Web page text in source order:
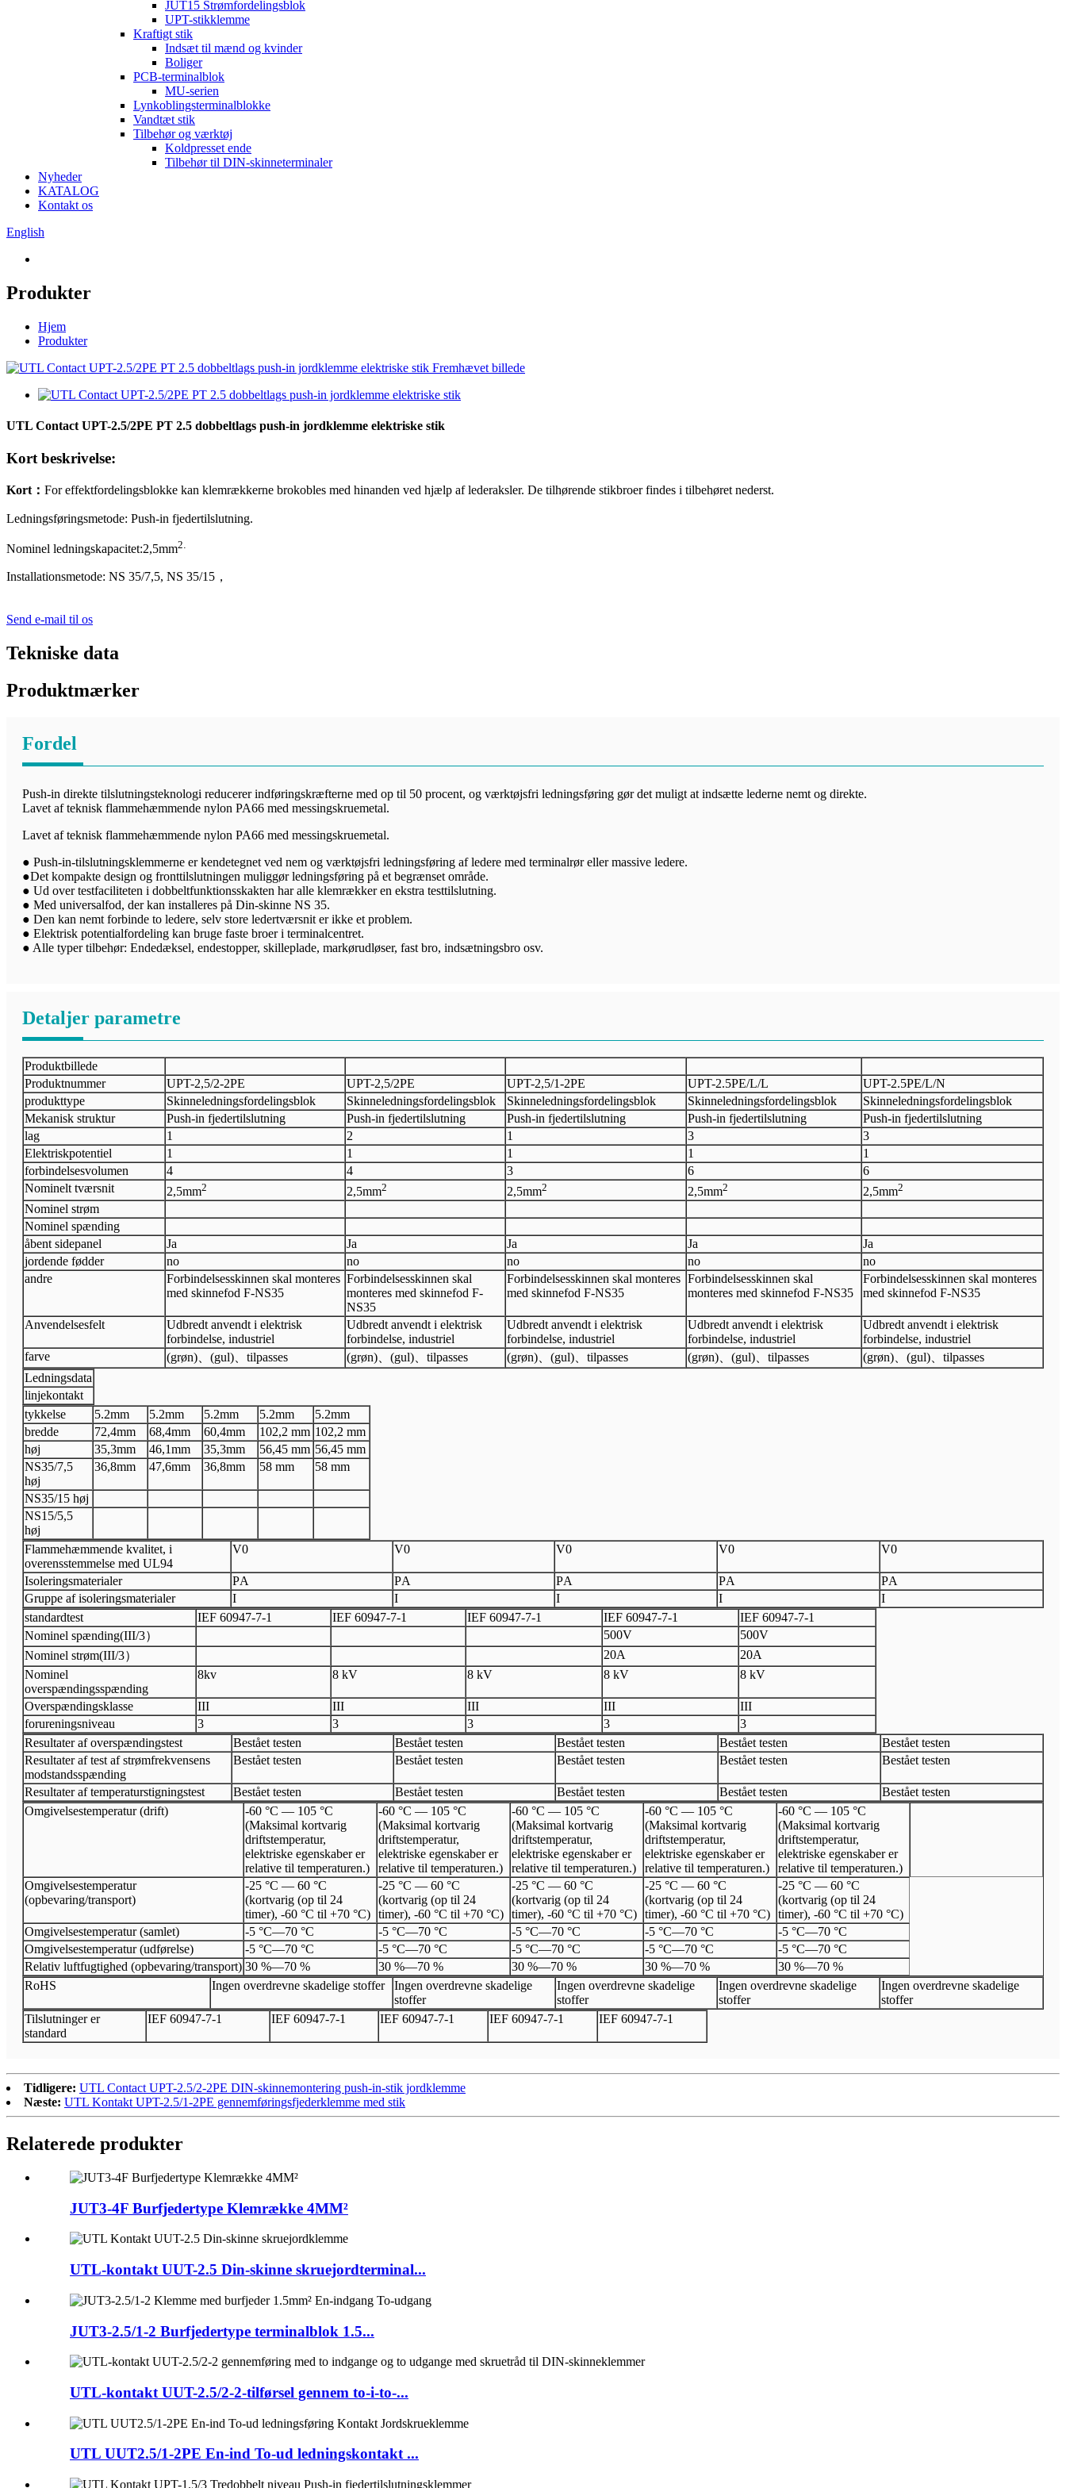
JUT15 Strømfordelingsblok
UPT-stikklemme
Kraftigt stik
Indsæt til mænd og kvinder
Boliger
PCB-terminalblok
MU-serien
Lynkoblingsterminalblokke
Vandtæt stik
Tilbehør og værktøj
Koldpresset ende
Tilbehør til DIN-skinneterminaler
Nyheder
KATALOG
Kontakt os
English
Produkter
Hjem
Produkter
UTL Contact UPT-2.5/2PE PT 2.5 dobbeltlags push-in jordklemme elektriske stik
Kort beskrivelse:
Kort ： For effektfordelingsblokke kan klemrækkerne brokobles med hinanden ved hjælp af lederaksler. De tilhørende stikbroer findes i tilbehøret nederst.
Ledningsføringsmetode: Push-in fjedertilslutning.
Nominel ledningskapacitet:2,5mm2.
Installationsmetode: NS 35/7,5, NS 35/15 ，
Send e-mail til os
Tekniske data
Produktmærker
Fordel
Push-in direkte tilslutningsteknologi reducerer indføringskræfterne med op til 50 procent, og værktøjsfri ledningsføring gør det muligt at indsætte lederne nemt og direkte.
Lavet af teknisk flammehæmmende nylon PA66 med messingskruemetal.
Lavet af teknisk flammehæmmende nylon PA66 med messingskruemetal.
● Push-in-tilslutningsklemmerne er kendetegnet ved nem og værktøjsfri ledningsføring af ledere med terminalrør eller massive ledere.
●Det kompakte design og fronttilslutningen muliggør ledningsføring på et begrænset område.
● Ud over testfaciliteten i dobbeltfunktionsskakten har alle klemrækker en ekstra testtilslutning.
● Med universalfod, der kan installeres på Din-skinne NS 35.
● Den kan nemt forbinde to ledere, selv store ledertværsnit er ikke et problem.
● Elektrisk potentialfordeling kan bruge faste broer i terminalcentret.
● Alle typer tilbehør: Endedæksel, endestopper, skilleplade, markørudløser, fast bro, indsætningsbro osv.
Detaljer parametre
Produktbillede
Produktnummer
UPT-2,5/2-2PE UPT-2,5/2PE UPT-2,5/1-2PE UPT-2.5PE/L/L
UPT-2.5PE/L/N
produkttype
Skinneledningsfordelingsblok Skinneledningsfordelingsblok Skinneledningsfordelingsblok Skinneledningsfordelingsblok
Skinneledningsfordelingsblok
Mekanisk struktur
Push-in fjedertilslutning Push-in fjedertilslutning Push-in fjedertilslutning Push-in fjedertilslutning
Push-in fjedertilslutning
lag
1 2 1 3
3
Elektriskpotentiel 1 1 1 1
1
forbindelsesvolumen
4 4 3 6
6
Nominelt tværsnit
2,5mm2 2,5mm2 2,5mm2 2,5mm2 2,5mm2
Nominel strøm
Nominel spænding
åbent sidepanel
Ja Ja Ja Ja
Ja
jordende fødder
no no no no
no
andre
Forbindelsesskinnen skal monteres
med skinnefod F-NS35
Forbindelsesskinnen skal
monteres med skinnefod F-
NS35
Forbindelsesskinnen skal monteres
med skinnefod F-NS35
Forbindelsesskinnen skal
monteres med skinnefod F-NS35
Forbindelsesskinnen skal monteres
med skinnefod F-NS35
Anvendelsesfelt
Udbredt anvendt i elektrisk
forbindelse, industriel
Udbredt anvendt i elektrisk
forbindelse, industriel
Udbredt anvendt i elektrisk
forbindelse, industriel
Udbredt anvendt i elektrisk
forbindelse, industriel
Udbredt anvendt i elektrisk
forbindelse, industriel
farve
(grøn) (gul) tilpasses (grøn) (gul) tilpasses (grøn) (gul) tilpasses (grøn) (gul) tilpasses (grøn) (gul)
tilpasses
Ledningsdata
linjekontakt
tykkelse
5.2mm 5.2mm 5.2mm 5.2mm 5.2mm
bredde
72,4mm 68,4mm 60,4mm 102,2 mm 102,2 mm
høj
35,3mm 46,1mm 35,3mm 56,45 mm 56,45 mm
NS35/7,5
høj
36,8mm 47,6mm 36,8mm 58 mm 58 mm
NS35/15 høj
NS15/5,5
høj
Flammehæmmende kvalitet, i
overensstemmelse med UL94
V0 V0 V0 V0 V0
Isoleringsmaterialer PA PA PA PA PA
Gruppe af isoleringsmaterialer
I I I I
I
standardtest
IEF 60947-7-1 IEF 60947-7-1 IEF 60947-7-1 IEF 60947-7-1 IEF 60947-7-1
Nominel spænding(III/3） 500V
500V
Nominel strøm(III/3） 20A
20A
Nominel
overspændingsspænding
8kv 8 kV 8 kV 8 kV 8 kV
Overspændingsklasse III III III III
III
forureningsniveau
3 3 3 3
3
Resultater af overspændingstest
Bestået testen Bestået testen Bestået testen Bestået testen
Bestået testen
Resultater af test af strømfrekvensens
modstandsspænding
Bestået testen Bestået testen Bestået testen Bestået testen Bestået testen
Resultater af temperaturstigningstest Bestået testen Bestået testen Bestået testen Bestået testen
Bestået testen
Omgivelsestemperatur (drift)
-60 °C — 105 °C
(Maksimal kortvarig
driftstemperatur,
elektriske egenskaber er
relative til temperaturen.)
-60 °C — 105 °C
(Maksimal kortvarig
driftstemperatur,
elektriske egenskaber er
relative til temperaturen.)
-60 °C — 105 °C
(Maksimal kortvarig
driftstemperatur,
elektriske egenskaber er
relative til temperaturen.)
-60 °C — 105 °C
(Maksimal kortvarig
driftstemperatur,
elektriske egenskaber er
relative til temperaturen.)
-60 °C — 105 °C
(Maksimal kortvarig
driftstemperatur,
elektriske egenskaber er
relative til temperaturen.)
Omgivelsestemperatur
(opbevaring/transport)
-25 °C — 60 °C
(kortvarig (op til 24
timer), -60 °C til +70 °C)
-25 °C — 60 °C
(kortvarig (op til 24
timer), -60 °C til +70 °C)
-25 °C — 60 °C
(kortvarig (op til 24
timer), -60 °C til +70 °C)
-25 °C — 60 °C
(kortvarig (op til 24
timer), -60 °C til +70 °C)
-25 °C — 60 °C
(kortvarig (op til 24
timer), -60 °C til +70 °C)
Omgivelsestemperatur (samlet)
-5 °C—70 °C -5 °C—70 °C -5 °C—70 °C -5 °C—70 °C -5 °C—70 °C
Omgivelsestemperatur (udførelse)
-5 °C—70 °C -5 °C—70 °C -5 °C—70 °C -5 °C—70 °C -5 °C—70 °C
Relativ luftfugtighed (opbevaring/transport) 30 %—70 % 30 %—70 % 30 %—70 % 30 %—70 % 30 %—70 %
RoHS Ingen overdrevne skadelige stoffer
Ingen overdrevne skadelige
stoffer
Ingen overdrevne skadelige
stoffer
Ingen overdrevne skadelige
stoffer
Ingen overdrevne skadelige
stoffer
Tilslutninger er
standard
IEF 60947-7-1 IEF 60947-7-1 IEF 60947-7-1 IEF 60947-7-1 IEF 60947-7-1
Tidligere: UTL Contact UPT-2.5/2-2PE DIN-skinnemontering push-in-stik jordklemme
Næste: UTL Kontakt UPT-2.5/1-2PE gennemføringsfjederklemme med stik
Relaterede produkter
JUT3-4F Burfjedertype Klemrække 4MM²
UTL-kontakt UUT-2.5 Din-skinne skruejordterminal...
JUT3-2.5/1-2 Burfjedertype terminalblok 1.5...
UTL-kontakt UUT-2.5/2-2-tilførsel gennem to-i-to-...
UTL UUT2.5/1-2PE En-ind To-ud ledningskontakt ...